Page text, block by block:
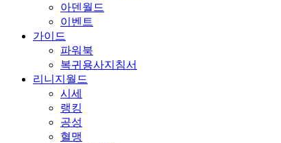
아덴월드
이벤트
가이드
파워북
복귀용사지침서
리니지월드
시세
랭킹
공성
혈맹